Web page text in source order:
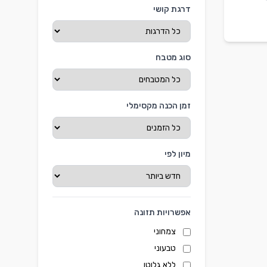
דרגת קושי
סוג מטבח
זמן הכנה מקסימלי
מיון לפי
אפשרויות תזונה
צמחוני
טבעוני
ללא גלוטן